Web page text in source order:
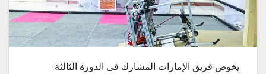
يخوض فريق الإمارات المشارك في الدورة الثالثة